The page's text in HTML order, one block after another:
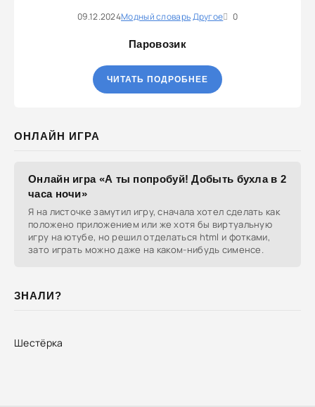
09.12.2024Модный словарьДругое 0
Паровозик
ЧИТАТЬ ПОДРОБНЕЕ
ОНЛАЙН ИГРА
Онлайн игра «А ты попробуй! Добыть бухла в 2
часа ночи»
Я на листочке замутил игру, сначала хотел сделать как
положено приложением или же хотя бы виртуальную
игру на ютубе, но решил отделаться html и фотками,
зато играть можно даже на каком-нибудь сименсе.
ЗНАЛИ?
Шестёрка